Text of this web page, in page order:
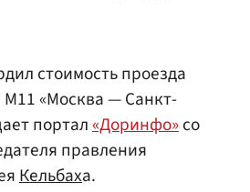
стоимость проезда
М11 «Москва — Санкт-
портал«Доринфо»со
правления
Кельбаха.